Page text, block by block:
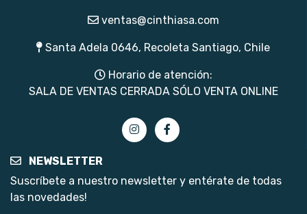
ventas@cinthiasa.com
Santa Adela 0646, Recoleta Santiago, Chile
Horario de atención:
SALA DE VENTAS CERRADA SÓLO VENTA ONLINE
NEWSLETTER
Suscríbete a nuestro newsletter y entérate de todas
las novedades!